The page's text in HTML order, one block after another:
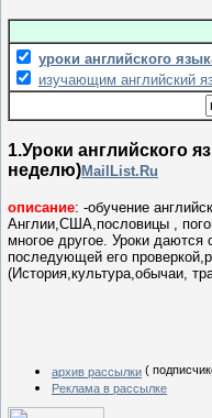
уроки английского
изучающим английский
1.Уроки английского
неделю)MailList.Ru
описание: -обучение
Англии,США,пословицы ,
многое другое. Уроки даются
последующей его
(История,культура,обычаи,
архив рассылки (
Реклама в рассылке